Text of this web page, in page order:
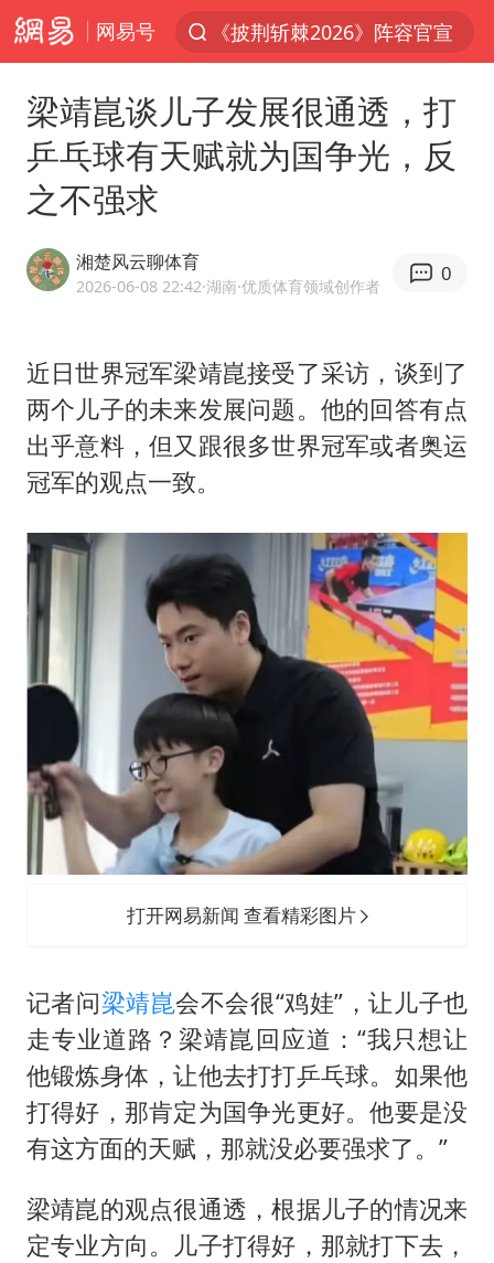
网易号
上半年我国经营主体结构持续优化
杭州机场已取消航班388架次
于东来回应胖东来近25年老店年底关闭
白海豚北上或致京津冀暴雨
国足U17与阿森纳决赛取消 并列冠军
10余省份将出现强风雨 局地特大暴雨
世界第1特鲁姆普斯诺克中国赛一轮游
《龙餐馆》 冲奖
上门女婿出轨女邻居多年被判重婚罪
构建更高水平的全民健身公共服务体系
韩军前线部队连曝丑闻
云南一男子胃中取出180颗铁钉
梁靖崑谈儿子发展很通透，打
乒乓球有天赋就为国争光，反
之不强求
湘楚风云聊体育
2026-06-08 22:42·湖南·优质体育领域创作者
0
近日世界冠军梁靖崑接受了采访，谈到了
两个儿子的未来发展问题。他的回答有点
出乎意料，但又跟很多世界冠军或者奥运
冠军的观点一致。
打开网易新闻 查看精彩图片
记者问梁靖崑会不会很“鸡娃”，让儿子也
走专业道路？梁靖崑回应道：“我只想让
他锻炼身体，让他去打打乒乓球。如果他
打得好，那肯定为国争光更好。他要是没
有这方面的天赋，那就没必要强求了。”
梁靖崑的观点很通透，根据儿子的情况来
定专业方向。儿子打得好，那就打下去，